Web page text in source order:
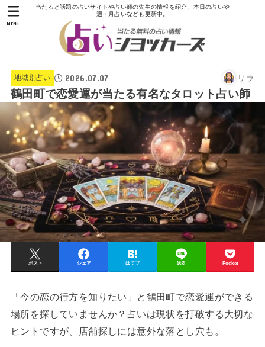
当たると話題の占いサイトや占い師の先生の情報を紹介、本日の占いや
週・月占いなども更新中。
MENU
地域別占い 2026.07.07 リラ
鶴田町で恋愛運が当たる有名なタロット占い師
ポスト シェア はてブ 送る Pocket
「今の恋の行方を知りたい」と鶴田町で恋愛運ができる
場所を探していませんか？占いは現状を打破する大切な
ヒントですが、店舗探しには意外な落とし穴も。